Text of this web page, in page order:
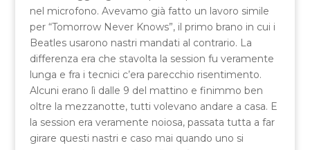
nel microfono. Avevamo già fatto un lavoro simile
per “Tomorrow Never Knows”, il primo brano in cui i
Beatles usarono nastri mandati al contrario. La
differenza era che stavolta la session fu veramente
lunga e fra i tecnici c’era parecchio risentimento.
Alcuni erano lì dalle 9 del mattino e finimmo ben
oltre la mezzanotte, tutti volevano andare a casa. E
la session era veramente noiosa, passata tutta a far
girare questi nastri e caso mai quando uno si